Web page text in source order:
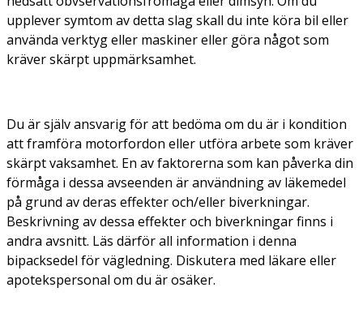
upplever symtom av detta slag skall du inte köra bil eller
använda verktyg eller maskiner eller göra något som
kräver skärpt uppmärksamhet.
Du är själv ansvarig för att bedöma om du är i kondition
att framföra motorfordon eller utföra arbete som kräver
skärpt vaksamhet. En av faktorerna som kan påverka din
förmåga i dessa avseenden är användning av läkemedel
på grund av deras effekter och/eller biverkningar.
Beskrivning av dessa effekter och biverkningar finns i
andra avsnitt. Läs därför all information i denna
bipacksedel för vägledning. Diskutera med läkare eller
apotekspersonal om du är osäker.